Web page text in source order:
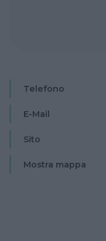
Telefono
E-Mail
Sito
Mostra mappa